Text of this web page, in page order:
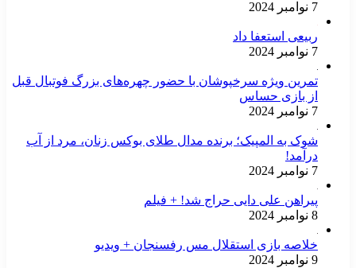
7 نوامبر 2024
ربیعی استعفا داد
7 نوامبر 2024
تمرین ویژه سرخپوشان با حضور چهره‌های بزرگ فوتبال قبل
از بازی حساس
7 نوامبر 2024
شوک به المپیک؛ برنده مدال طلای بوکس زنان، مرد از آب
درآمد!
7 نوامبر 2024
پیراهن علی دایی حراج شد! + فیلم
8 نوامبر 2024
خلاصه بازی استقلال مس رفسنجان + ویدیو
9 نوامبر 2024